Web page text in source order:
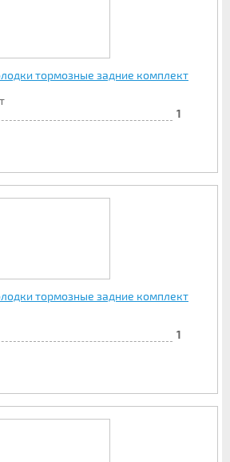
тормозные задние комплект
1
тормозные задние комплект
1